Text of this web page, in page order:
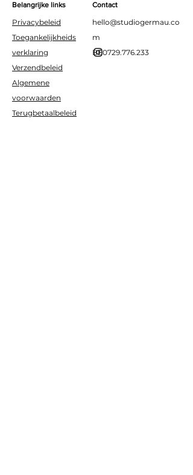
Belangrijke links
Privacybeleid
Toegankelijkheids
verklaring
Verzendbeleid
Algemene
voorwaarden
Terugbetaalbeleid
Contact
hello@studiogermau.co
m
BE0729.776.233